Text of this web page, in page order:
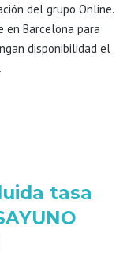
del grupo Online.
en Barcelona para
disponibilidad el
tasa